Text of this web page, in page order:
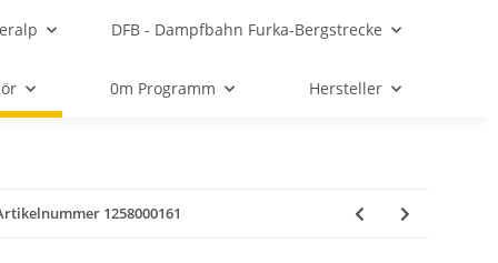
DFB - Dampfbahn Furka-Bergstrecke
0m Programm Hersteller
1258000161